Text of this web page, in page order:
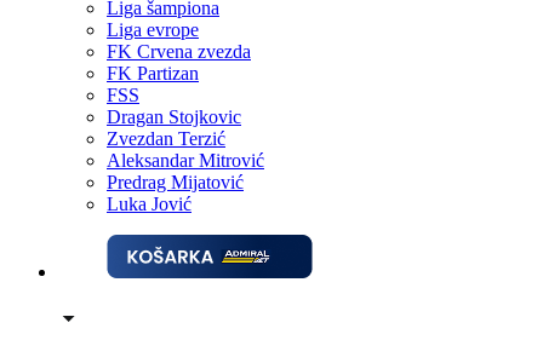
Liga šampiona
Liga evrope
FK Crvena zvezda
FK Partizan
FSS
Dragan Stojkovic
Zvezdan Terzić
Aleksandar Mitrović
Predrag Mijatović
Luka Jović